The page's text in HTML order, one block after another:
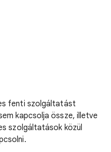
fenti szolgáltatást
kapcsolja össze, illetve
szolgáltatások közül